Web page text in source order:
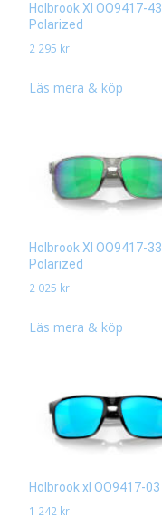
Holbrook Xl OO9417-43
Polarized
2 295 kr
Läs mera & köp
Holbrook Xl OO9417-33
Polarized
2 025 kr
Läs mera & köp
Holbrook xl OO9417-03
1 242 kr